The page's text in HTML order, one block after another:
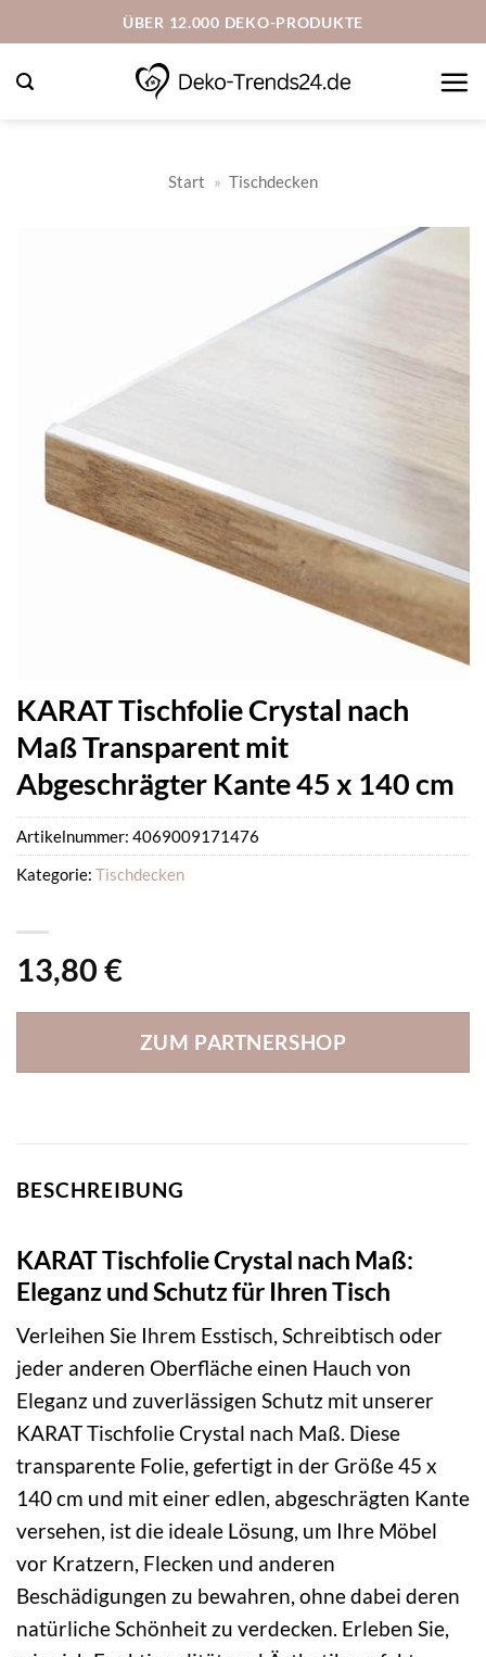
Inhalt
springen
ÜBER 12.000 DEKO-PRODUKTE
Start » Tischdecken
KARAT Tischfolie Crystal nach
Maß Transparent mit
Abgeschrägter Kante 45 x 140 cm
13,80 €
ZUM PARTNERSHOP
Artikelnummer: 4069009171476
Kategorie: Tischdecken
BESCHREIBUNG
KARAT Tischfolie Crystal nach Maß:
Eleganz und Schutz für Ihren Tisch
Verleihen Sie Ihrem Esstisch, Schreibtisch oder
jeder anderen Oberfläche einen Hauch von
Eleganz und zuverlässigen Schutz mit unserer
KARAT Tischfolie Crystal nach Maß. Diese
transparente Folie, gefertigt in der Größe 45 x
140 cm und mit einer edlen, abgeschrägten Kante
versehen, ist die ideale Lösung, um Ihre Möbel
vor Kratzern, Flecken und anderen
Beschädigungen zu bewahren, ohne dabei deren
natürliche Schönheit zu verdecken. Erleben Sie,